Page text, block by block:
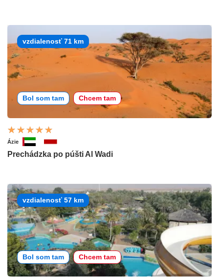
vzdialenosť 71 km
Bol som tam Chcem tam
Ázie
Prechádzka po púšti Al Wadi
vzdialenosť 57 km
Bol som tam Chcem tam